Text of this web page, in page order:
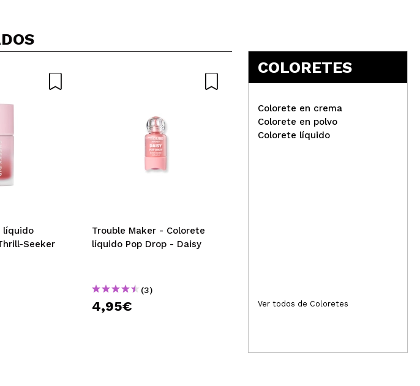
líquido
Seeker
Trouble Maker - Colorete
líquido Pop Drop - Daisy
(3)
4,95€ 2,50€
COLORETES
Colorete en crema
Colorete en polvo
Colorete líquido
Ver todos de Coloretes